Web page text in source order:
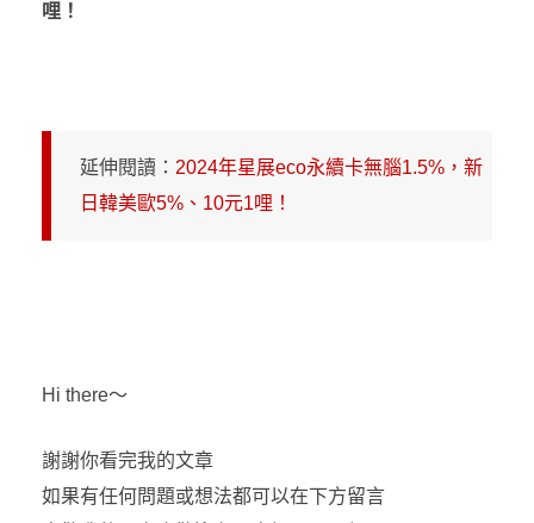
哩！
延伸閱讀： 2024年星展eco永續卡無腦1.5%，新
日韓美歐5%、10元1哩！
Hi there～
謝謝你看完我的文章
如果有任何問題或想法都可以在下方留言